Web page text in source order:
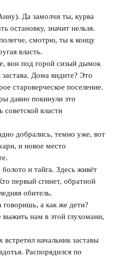
Да замолчи ты, курва
остановку, значит нельзя.
смотрю, ты к концу
власть.
под горой сизый дымок
застава. Дома видите? Это
староверческое поселение.
покинули это
советской власти
добрались, темно уже, вот
и новое место
и тайга. Здесь живёт
первый сгинет, обратной
обитель.
а как же дети?
нам в этой глухомани,
начальник заставы
Распорядился по